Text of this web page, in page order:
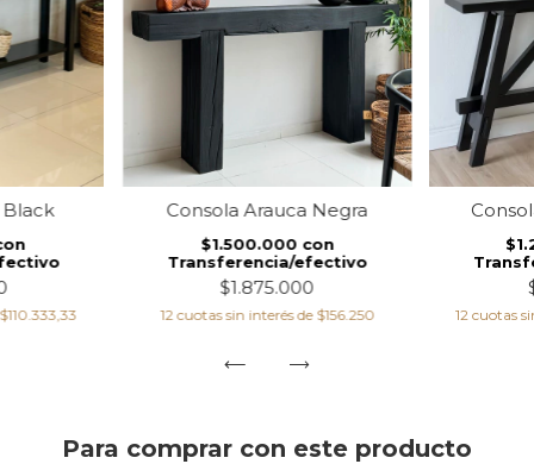
Black
$110.333,33
Consola Arauca Negra
$1.875.000
$1.500.000 con
Transferencia/efectivo
12 cuotas sin interés de $156.250 12 cuotas
Para comprar con este producto